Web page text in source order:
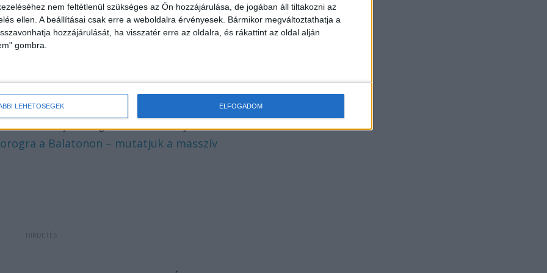
nem feltétlenül szükséges az Ön hozzájárulása, de jogában áll tiltakozni az
ellen. A beállításai csak erre a weboldalra érvényesek. Bármikor megváltoztathatja a
hozzájárulását, ha visszatér erre az oldalra, és rákattint az oldal alján
gombra.
LEHETŐSÉGEK ELFOGADOM
a busát, be kellett mennem érte a vízbe” –
:Úristen! Rekordhalat fogtak a Balatonból
mindenféle halat fogtam, de busát még soha.
szabályosan, szájszélbe akadt, holott sokszor
akasztják meg” – mondta Csejtei Endre.EZ IS
a Balatonon – mutatjuk a masszív